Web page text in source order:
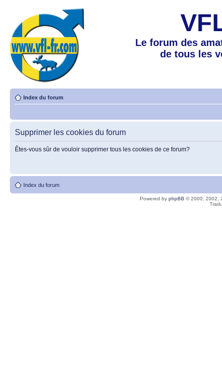
Le forum des
de tous les
Index du forum
Supprimer les cookies du forum
Êtes-vous sûr de vouloir supprimer tous les cookies de ce forum?
Index du forum
Powered by phpBB © 2000, 2002,